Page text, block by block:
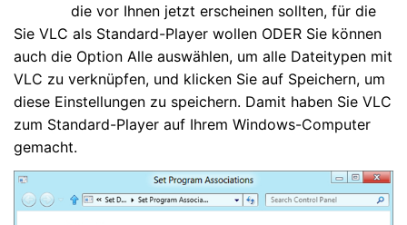
die vor Ihnen jetzt erscheinen sollten, für die
Sie VLC als Standard-Player wollen ODER Sie können
auch die Option Alle auswählen, um alle Dateitypen mit
VLC zu verknüpfen, und klicken Sie auf Speichern, um
diese Einstellungen zu speichern. Damit haben Sie VLC
zum Standard-Player auf Ihrem Windows-Computer
gemacht.